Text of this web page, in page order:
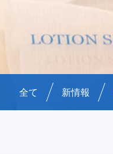
全て 新情報